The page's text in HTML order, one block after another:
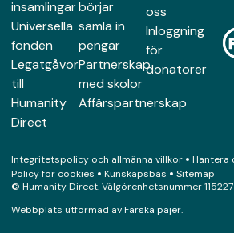
insamlingar
Universella
fonden
Legatgåvor
till
Humanity
Direct
börjar
samla in
pengar
Partnerskap
med skolor
Affärspartnerskap
oss
Inloggning
för
donatorer
© Humanity Direct. Välgörenhetsnummer
Integritetspolicy och allmänna villkor
Hantera
Policy för cookies
Kunskapsbas Sitemap
Webbplats utformad avFärska pajer.